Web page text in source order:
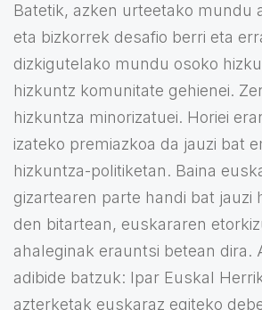
Batetik, azken urteetako mundu
eta bizkorrek desafio berri eta
dizkigutelako mundu osoko
hizkuntz komunitate gehienei.
hizkuntza minorizatuei. Horiei
izateko premiazkoa da jauzi bat
hizkuntza-politiketan. Baina
gizartearen parte handi bat jauzi
den bitartean, euskararen
ahaleginak erauntsi betean dira.
adibide batzuk: Ipar Euskal
azterketak euskaraz egiteko